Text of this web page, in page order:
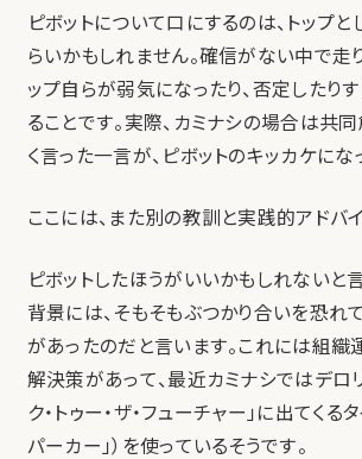
ピボットについて口にするのは、トップ
らいかもしれません。確信がない中で走
ップ自らが弱気になったり、否定したり
ることです。実際、カミナシの場合は共
く言った一言が、ピボットのキッカケにな
ここには、また別の教訓と実践的アドバ
ピボットしたほうがいいかもしれないと
背景には、そもそもぶつかり合いを恐れ
があったのだと言います。これには組
解決策があって、最近カミナシではデロリ
ク・トゥー・ザ・フューチャー」に出てくる
パーカー」）を使っているそうです。